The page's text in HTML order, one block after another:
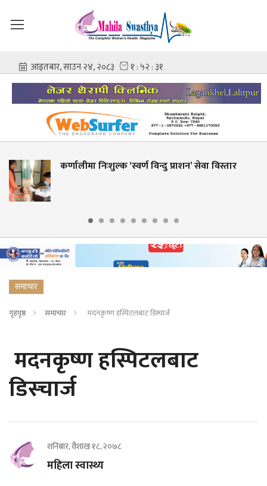
कर्णालीमा निःशुल्क ‘स्वर्ण विन्दु प्राशन’ सेवा विस्तार
समाचार
गृहपृष्ठ समाचार मदनकृष्ण हस्पिटलबाट डिस्चार्ज
मदनकृष्ण हस्पिटलबाट
डिस्चार्ज
शनिबार, वैशाख १८, २०७८
महिला स्वास्थ्य